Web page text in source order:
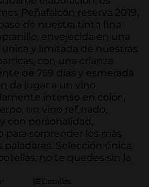
Peñafalcón reserva 2019,
de nuestra tinta fina
envejecida en una
y limitada de nuestras
con una crianza
de 759 días y esmerada
da lugar a un vino
intenso en color ,
un vino refinado,
con personalidad,
para sorprender los más
paladares. Selección única
no te quedes sin la
Detalles